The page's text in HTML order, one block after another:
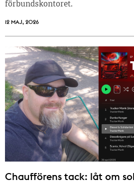
förbundskontoret.
12 MAJ, 2026
Chaufförens tack: låt om